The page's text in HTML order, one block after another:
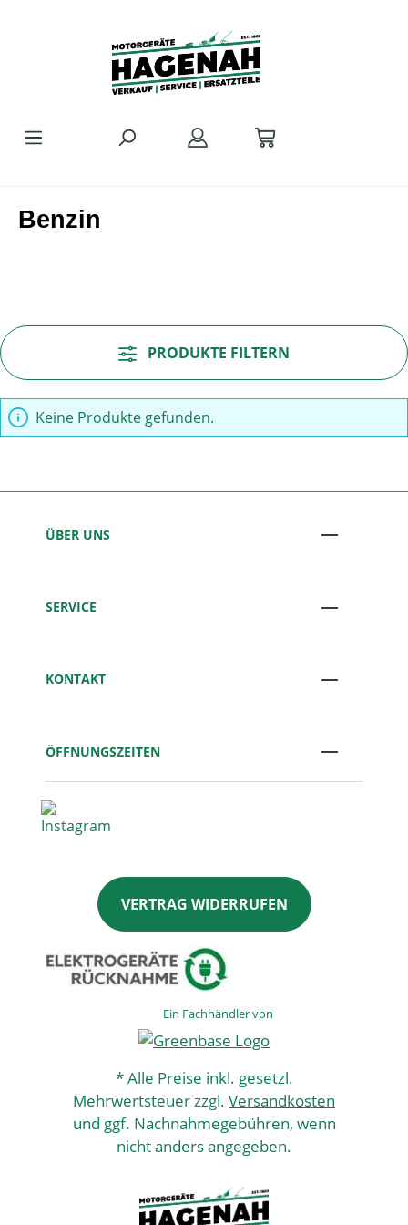
Benzin
PRODUKTE FILTERN
Keine Produkte gefunden.
ÜBER UNS
SERVICE
KONTAKT
ÖFFNUNGSZEITEN
VERTRAG WIDERRUFEN
Ein Fachhändler von
* Alle Preise inkl. gesetzl.
Mehrwertsteuer zzgl. Versandkosten
und ggf. Nachnahmegebühren, wenn
nicht anders angegeben.